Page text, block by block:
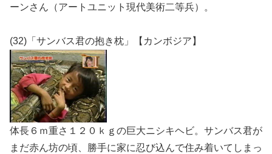
ーンさん（アートユニット現代美術二等兵）。
(32)「サンバス君の抱き枕」【カンボジア】
体長６ｍ重さ１２０ｋｇの巨大ニシキヘビ。サンバス君が
まだ赤ん坊の頃、勝手に家に忍び込んで住み着いてしまっ